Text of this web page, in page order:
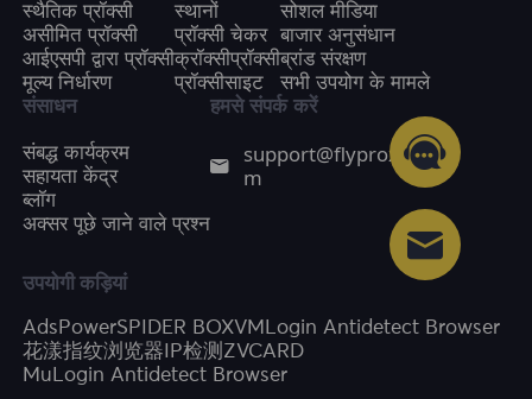
स्थैतिक प्रॉक्सी
असीमित प्रॉक्सी
आईएसपी द्वारा प्रॉक्सी
मूल्य निर्धारण
स्थानों
प्रॉक्सी चेकर
क्रॉक्सीप्रॉक्सी
प्रॉक्सीसाइट
सोशल मीडिया
बाजार अनुसंधान
ब्रांड संरक्षण
सभी उपयोग के मामले
संसाधन
संबद्ध कार्यक्रम
सहायता केंद्र
ब्लॉग
अक्सर पूछे जाने वाले प्रश्न
हमसे संपर्क करें
support@flyproxy.co
m
उपयोगी कड़ियां
AdsPowerSPIDER BOXVMLogin Antidetect Browser
花漾指纹浏览器IP检测ZVCARD
MuLogin Antidetect Browser